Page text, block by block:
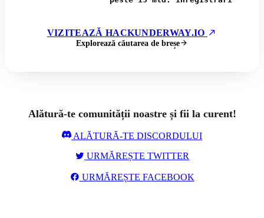
VIZITEAZĂ HACKUNDERWAY.IO
Explorează căutarea de breșe
Alătură-te comunității noastre și fii la curent!
ALĂTURĂ-TE DISCORDULUI
URMĂREȘTE TWITTER
URMĂREȘTE FACEBOOK